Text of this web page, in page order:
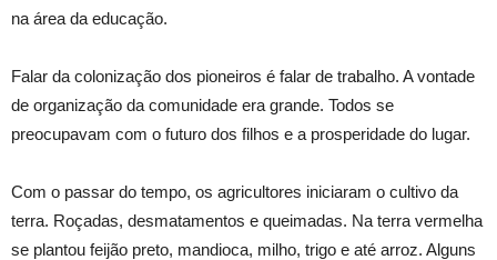
na área da educação.
Falar da colonização dos pioneiros é falar de trabalho. A vontade
de organização da comunidade era grande. Todos se
preocupavam com o futuro dos filhos e a prosperidade do lugar.
Com o passar do tempo, os agricultores iniciaram o cultivo da
terra. Roçadas, desmatamentos e queimadas. Na terra vermelha
se plantou feijão preto, mandioca, milho, trigo e até arroz. Alguns